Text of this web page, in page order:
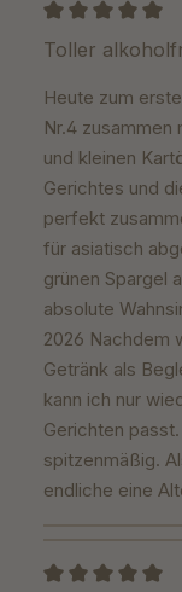
Bewertung mit 5
Toller
Heute zum
Nr.4 zusammen
und kleinen
Gerichtes und
perfekt
für asiatisch
grünen Spargel
absolute
2026 Nachdem
Getränk als
kann ich nur
Gerichten
spitzenmäßig.
endliche eine